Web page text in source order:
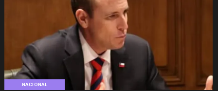
NACIONAL